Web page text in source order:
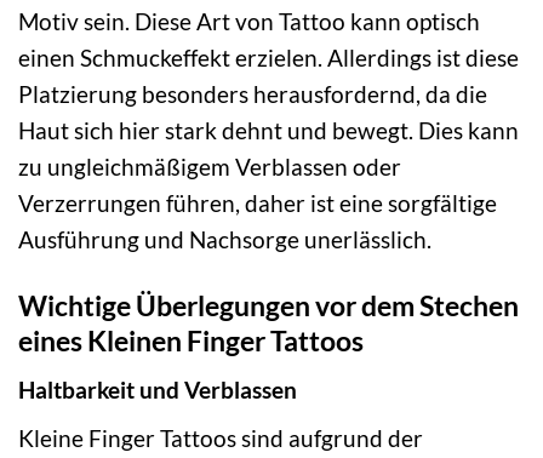
Motiv sein. Diese Art von Tattoo kann optisch
einen Schmuckeffekt erzielen. Allerdings ist diese
Platzierung besonders herausfordernd, da die
Haut sich hier stark dehnt und bewegt. Dies kann
zu ungleichmäßigem Verblassen oder
Verzerrungen führen, daher ist eine sorgfältige
Ausführung und Nachsorge unerlässlich.
Wichtige Überlegungen vor dem Stechen
eines Kleinen Finger Tattoos
Haltbarkeit und Verblassen
Kleine Finger Tattoos sind aufgrund der